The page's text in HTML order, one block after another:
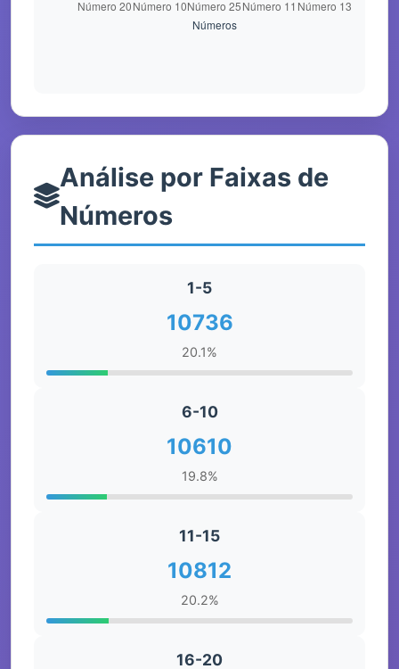
Análise por Faixas de
Números
1-5
10736
20.1%
6-10
10610
19.8%
11-15
10812
20.2%
16-20